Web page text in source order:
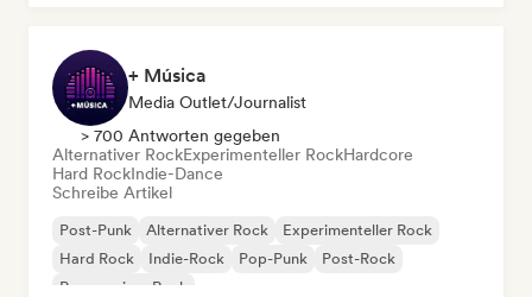
+ Música
Media Outlet/Journalist
> 700 Antworten gegeben
Alternativer RockExperimenteller RockHardcore
Hard RockIndie-Dance
Schreibe Artikel
Post-Punk Alternativer Rock
Experimenteller Rock
Hard Rock
Indie-Rock Pop-Punk
Post-Rock
Progressiver Rock